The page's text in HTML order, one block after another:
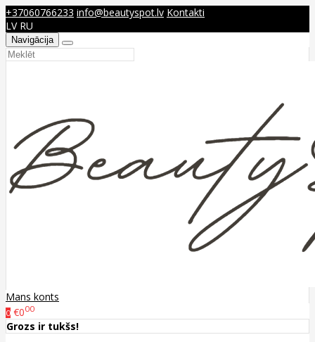
+37060766233 info@beautyspot.lv Kontakti
LV RU
Navigācija
Mans konts
0 €000
Grozs ir tukšs!